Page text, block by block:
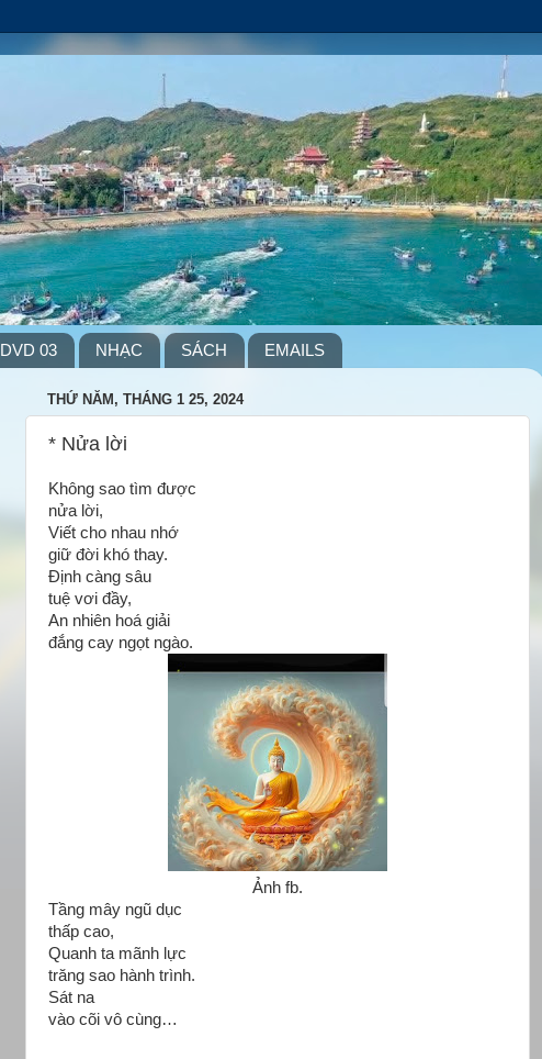
DVD 03 NHẠC SÁCH EMAILS
THỨ NĂM, THÁNG 1 25, 2024
* Nửa lời
Không sao tìm được
nửa lời,
Viết cho nhau nhớ
giữ đời khó thay.
Định càng sâu
tuệ vơi đầy,
An nhiên hoá giải
đắng cay ngọt ngào.
Ảnh fb.
Tầng mây ngũ dục
thấp cao,
Quanh ta mãnh lực
trăng sao hành trình.
Sát na
vào cõi vô cùng…